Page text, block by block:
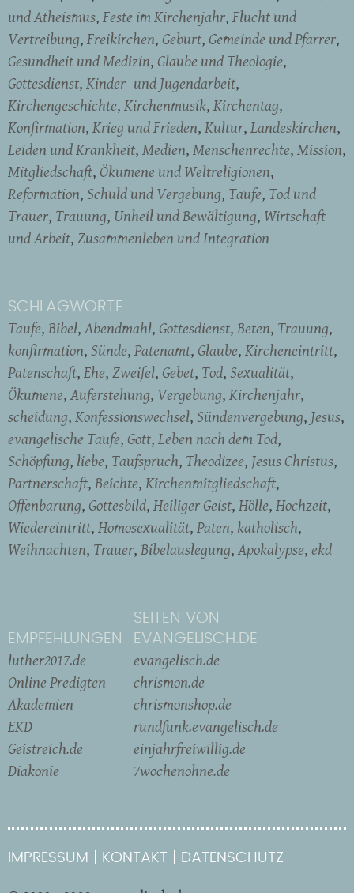
und Atheismus Feste im Kirchenjahr Flucht und
Vertreibung Freikirchen Geburt Gemeinde und Pfarrer
Gesundheit und Medizin Glaube und Theologie
Gottesdienst Kinder- und Jugendarbeit
Kirchengeschichte Kirchenmusik Kirchentag
Konfirmation Krieg und Frieden Kultur Landeskirchen
Leiden und Krankheit Medien Menschenrechte Mission
Mitgliedschaft Ökumene und Weltreligionen
Reformation Schuld und Vergebung Taufe Tod und
Trauer Trauung Unheil und Bewältigung Wirtschaft
und Arbeit Zusammenleben und Integration
SCHLAGWORTE
Taufe Bibel Abendmahl Gottesdienst Beten Trauung
konfirmation Sünde Patenamt Glaube Kircheneintritt
Patenschaft Ehe Zweifel Gebet Tod Sexualität
Ökumene Auferstehung Vergebung Kirchenjahr
scheidung Konfessionswechsel Sündenvergebung Jesus
evangelische Taufe Gott Leben nach dem Tod
Schöpfung liebe Taufspruch Theodizee Jesus Christus
Partnerschaft Beichte Kirchenmitgliedschaft
Offenbarung Gottesbild Heiliger Geist Hölle Hochzeit
Wiedereintritt Homosexualität Paten katholisch
Weihnachten Trauer Bibelauslegung Apokalypse ekd
EMPFEHLUNGEN
luther2017.de
Online Predigten
Akademien
EKD
Geistreich.de
Diakonie
SEITEN VON
EVANGELISCH.DE
evangelisch.de
chrismon.de
chrismonshop.de
rundfunk.evangelisch.de
einjahrfreiwillig.de
7wochenohne.de
IMPRESSUM KONTAKT DATENSCHUTZ